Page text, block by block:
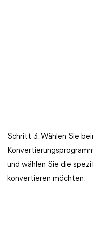
Schritt 3. Wählen Sie
und wählen Sie die
konvertieren möchten.